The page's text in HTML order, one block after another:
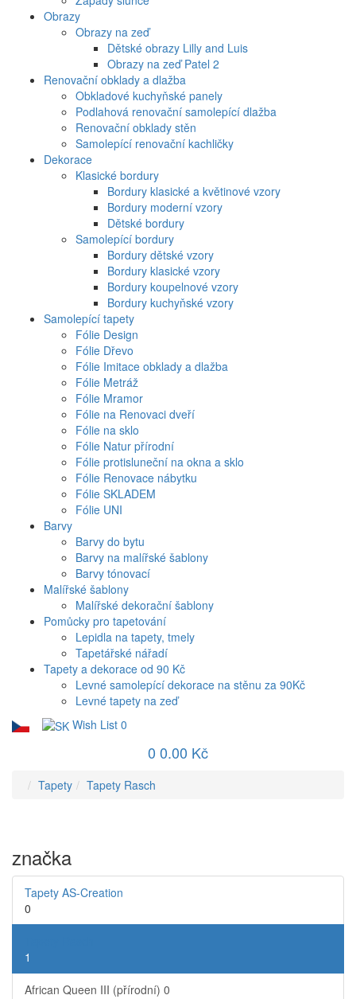
Obrazy
Obrazy na zeď
Dětské obrazy Lilly and Luis
Obrazy na zeď Patel 2
Renovační obklady a dlažba
Obkladové kuchyňské panely
Podlahová renovační samolepící dlažba
Renovační obklady stěn
Samolepící renovační kachličky
Dekorace
Klasické bordury
Bordury klasické a květinové vzory
Bordury moderní vzory
Dětské bordury
Samolepící bordury
Bordury dětské vzory
Bordury klasické vzory
Bordury koupelnové vzory
Bordury kuchyňské vzory
Samolepící tapety
Fólie Design
Fólie Dřevo
Fólie Imitace obklady a dlažba
Fólie Metráž
Fólie Mramor
Fólie na Renovaci dveří
Fólie na sklo
Fólie Natur přírodní
Fólie protisluneční na okna a sklo
Fólie Renovace nábytku
Fólie SKLADEM
Fólie UNI
Barvy
Barvy do bytu
Barvy na malířské šablony
Barvy tónovací
Malířské šablony
Malířské dekorační šablony
Pomůcky pro tapetování
Lepidla na tapety, tmely
Tapetářské nářadí
Tapety a dekorace od 90 Kč
Levné samolepící dekorace na stěnu za 90Kč
Levné tapety na zeď
Wish List 0
0 0.00 Kč
Tapety Tapety Rasch
značka
Tapety AS-Creation
0
1
African Queen III (přírodní) 0